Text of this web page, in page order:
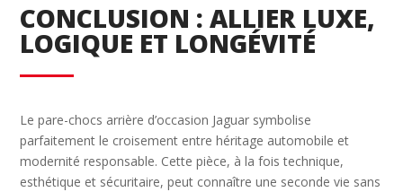
CONCLUSION : ALLIER LUXE,
LOGIQUE ET LONGÉVITÉ
Le pare-chocs arrière d’occasion Jaguar symbolise
parfaitement le croisement entre héritage automobile et
modernité responsable. Cette pièce, à la fois technique,
esthétique et sécuritaire, peut connaître une seconde vie sans